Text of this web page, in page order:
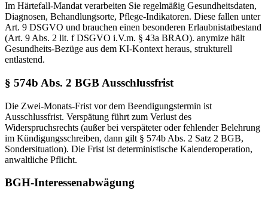
Im Härtefall-Mandat verarbeiten Sie regelmäßig Gesundheitsdaten,
Diagnosen, Behandlungsorte, Pflege-Indikatoren. Diese fallen unter
Art. 9 DSGVO und brauchen einen besonderen Erlaubnistatbestand
(Art. 9 Abs. 2 lit. f DSGVO i.V.m. § 43a BRAO). anymize hält
Gesundheits-Bezüge aus dem KI-Kontext heraus, strukturell
entlastend.
§ 574b Abs. 2 BGB Ausschlussfrist
Die Zwei-Monats-Frist vor dem Beendigungstermin ist
Ausschlussfrist. Verspätung führt zum Verlust des
Widerspruchsrechts (außer bei verspäteter oder fehlender Belehrung
im Kündigungsschreiben, dann gilt § 574b Abs. 2 Satz 2 BGB,
Sondersituation). Die Frist ist deterministische Kalenderoperation,
anwaltliche Pflicht.
BGH-Interessenabwägung